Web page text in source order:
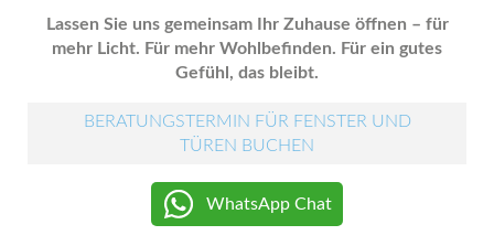
Lassen Sie uns gemeinsam Ihr Zuhause öffnen – für
mehr Licht. Für mehr Wohlbefinden. Für ein gutes
Gefühl, das bleibt.
BERATUNGSTERMIN FÜR FENSTER UND
TÜREN BUCHEN
WhatsApp Chat